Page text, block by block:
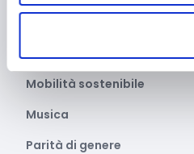
Mobile e arredo
Mobilità sostenibile
Musica
Parità di genere